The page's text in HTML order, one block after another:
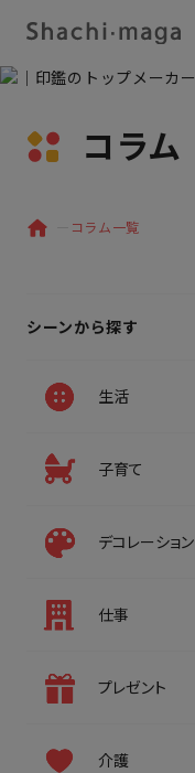
コラム
コラム一覧
シーンから探す
生活
子育て
デコレーション
仕事
プレゼント
介護